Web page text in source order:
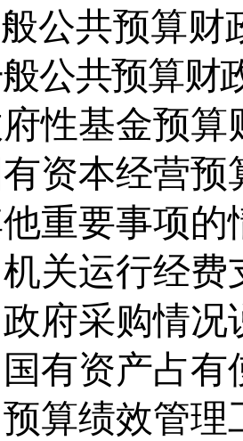
公共预算财
公共预算财
性基金预
有资本经营
重要事项的
机关运行经
政府采购情况
国有资产占
预算绩效管